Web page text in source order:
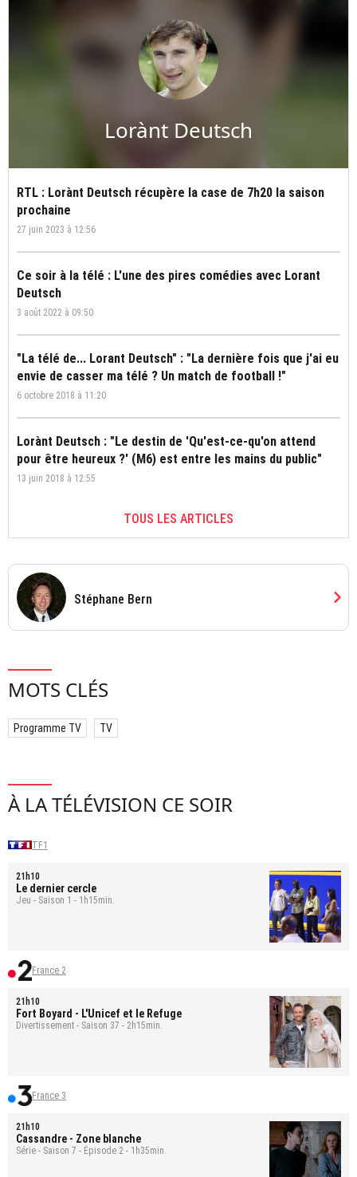
Lorànt Deutsch
RTL : Lorànt Deutsch récupère la case de 7h20 la saison
prochaine
27 juin 2023 à 12:56
Ce soir à la télé : L'une des pires comédies avec Lorant
Deutsch
3 août 2022 à 09:50
"La télé de... Lorant Deutsch" : "La dernière fois que j'ai eu
envie de casser ma télé ? Un match de football !"
6 octobre 2018 à 11:20
Lorànt Deutsch : "Le destin de 'Qu'est-ce-qu'on attend
pour être heureux ?' (M6) est entre les mains du public"
13 juin 2018 à 12:55
TOUS LES ARTICLES
Stéphane Bern chevron_right
MOTS CLÉS
Programme TV TV
À LA TÉLÉVISION CE SOIR
TF1
21h10
Le dernier cercle
Jeu - Saison 1 - 1h15min.
France 2
21h10
Fort Boyard - L'Unicef et le Refuge
Divertissement - Saison 37 - 2h15min.
France 3
21h10
Cassandre - Zone blanche
Série - Saison 7 - Épisode 2 - 1h35min.